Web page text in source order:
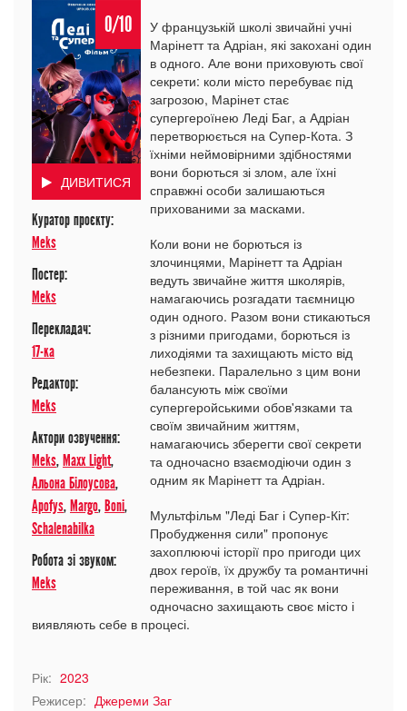
0/10
ДИВИТИСЯ
Куратор проєкту:
Meks
Постер:
Meks
Перекладач:
17-ка
Редактор:
Meks
Актори озвучення:
Meks, Maxx Light,
Альона Білоусова,
Apofys, Margo, Boni,
Schalenabilka
Робота зі звуком:
Meks
У французькій школі звичайні учні
Марінетт та Адріан, які закохані один
в одного. Але вони приховують свої
секрети: коли місто перебуває під
загрозою, Марінет стає
супергероїнею Леді Баг, а Адріан
перетворюється на Супер-Кота. З
їхніми неймовірними здібностями
вони борються зі злом, але їхні
справжні особи залишаються
прихованими за масками.
Коли вони не борються із
злочинцями, Марінетт та Адріан
ведуть звичайне життя школярів,
намагаючись розгадати таємницю
один одного. Разом вони стикаються
з різними пригодами, борються із
лиходіями та захищають місто від
небезпеки. Паралельно з цим вони
балансують між своїми
супергеройськими обов'язками та
своїм звичайним життям,
намагаючись зберегти свої секрети
та одночасно взаємодіючи один з
одним як Марінетт та Адріан.
Мультфільм "Леді Баг і Супер-Кіт:
Пробудження сили" пропонує
захоплюючі історії про пригоди цих
двох героїв, їх дружбу та романтичні
переживання, в той час як вони
одночасно захищають своє місто і
виявляють себе в процесі.
Рік: 2023
Режисер: Джереми Заг